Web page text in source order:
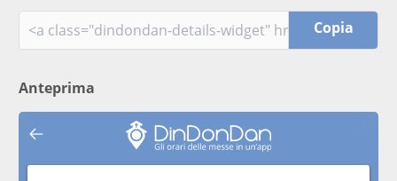
Copia
Anteprima